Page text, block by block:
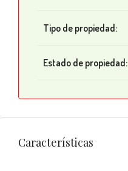
Tipo de propiedad:
Estado de propiedad:
Características